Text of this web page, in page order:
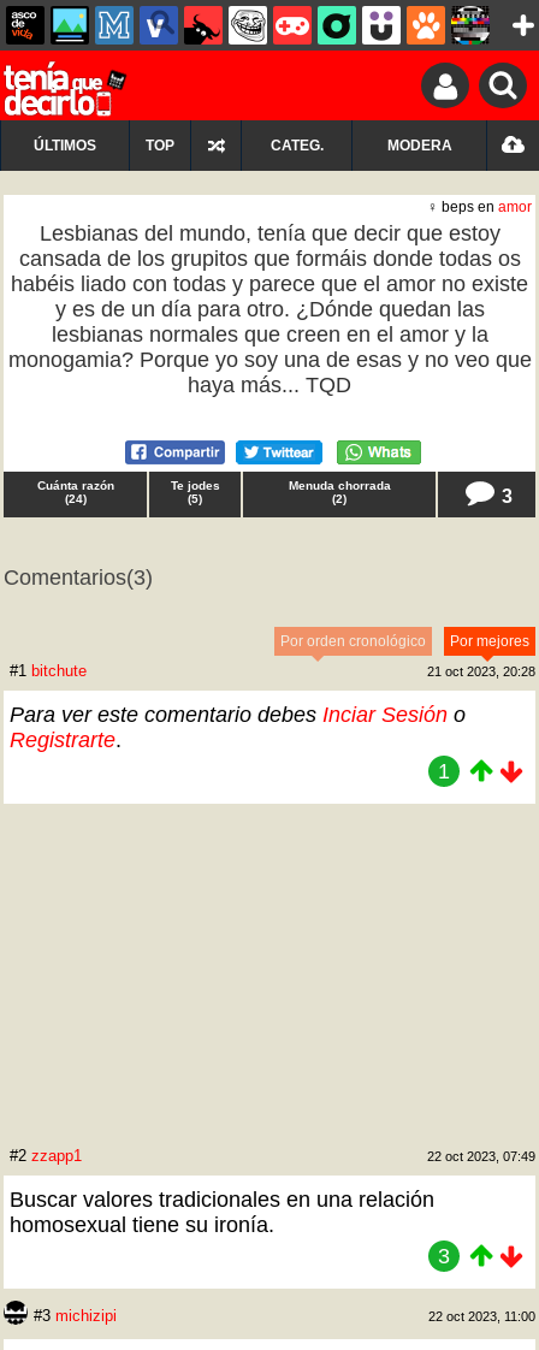
ÚLTIMOS TOP CATEG. MODERA
♀ beps en amor
Lesbianas del mundo, tenía que decir que estoy
cansada de los grupitos que formáis donde todas os
habéis liado con todas y parece que el amor no existe
y es de un día para otro. ¿Dónde quedan las
lesbianas normales que creen en el amor y la
monogamia? Porque yo soy una de esas y no veo que
haya más... TQD
Cuánta razón
(24)
Te jodes
(5)
Menuda chorrada
(2) 3
Comentarios(3)
Por mejores
Por orden cronológico
#1 bitchute 21 oct 2023, 20:28
Para ver este comentario debes Inciar Sesión o
Registrarte.
1
#2 zzapp1 22 oct 2023, 07:49
Buscar valores tradicionales en una relación
homosexual tiene su ironía.
3
#3 michizipi 22 oct 2023, 11:00